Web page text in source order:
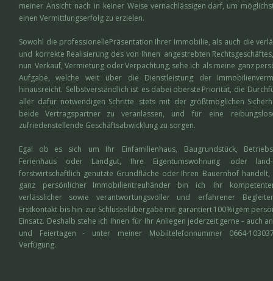
meiner Ansicht nach in keiner Weise vernachlässigen darf, um
einen Vermittlungserfolg zu erzielen.
Sowohl die professionelle Präsentation Ihrer Immobilie, als auch die
und korrekte Realisierung des von Ihnen angestrebten
nun Verkauf, Vermietung oder Verpachtung, sehe ich als meine ganz
Aufgabe, welche weit über die Dienstleistung der
hinausreicht. Selbstverständlich ist es dabei oberste Priorität, die
aller dafür notwendigen Schritte stets mit der größtmöglichen
beide Vertragspartner zu veranlassen, und für eine
zufriedenstellende Geschäftsabwicklung zu sorgen.
Egal ob es sich um Ihr Einfamilienhaus, Baugrundstück,
Ferienhaus oder Landgut, Ihre Eigentumswohnung oder
forstwirtschaftlich genutzte Grundfläche oder Ihren Bauernhof
ganz persönlicher Immobilientreuhänder bin ich Ihr
verlässlicher sowie verantwortungsvoller und erfahrener
Erstkontakt bis hin zur Schlüsselübergabe mit garantiert 100%igem
Einsatz. Deshalb stehe ich Ihnen für Ihr Anliegen jederzeit gerne - auch
und Feiertagen - unter meiner Mobiltelefonnummer 0664-
Verfügung.